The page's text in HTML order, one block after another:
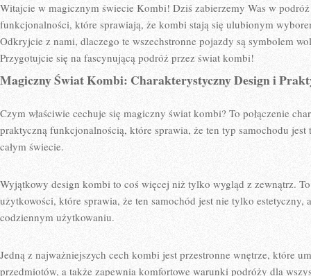
KOMBI:
STYLU
I
Witajcie w magicznym świecie Kombi! ⁣Dziś‌ zabierzemy Was ⁢w
funkcjonalności, które ⁣sprawiają, że kombi stają ⁣się ulubionym
Odkryjcie z ⁤nami, dlaczego te wszechstronne ⁢pojazdy są ‌symbolem
Przygotujcie ‍się na fascynującą podróż przez świat ‍kombi!
Magiczny ‍Świat Kombi: Charakterystyczny ⁤Design‍ i
Czym właściwie cechuje się ​magiczny świat kombi? ‌To połączenie
praktyczną funkcjonalnością, ⁤które ​sprawia, ⁤że ten typ samochodu​
całym świecie.
Wyjątkowy design⁢ kombi‍ to coś więcej niż tylko wygląd z zewnątrz.
użytkowości, które sprawia, że‍ ten samochód jest nie tylko
codziennym użytkowaniu.
Jedną z najważniejszych cech kombi jest ⁢przestronne wnętrze, ​które
⁢przedmiotów, a także zapewnia komfortowe warunki podróży​ dla